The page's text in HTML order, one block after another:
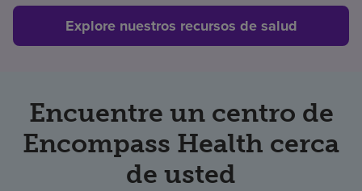
Explore nuestros recursos de salud
Encuentre un centro de
Encompass Health cerca
de usted